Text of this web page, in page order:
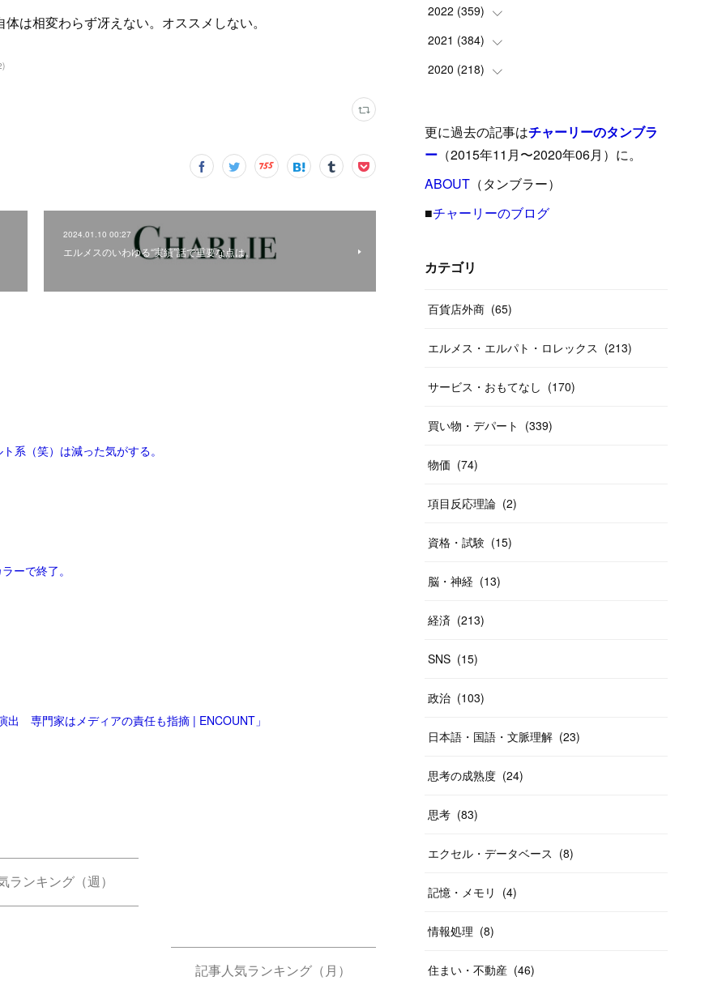
相変わらず冴えない。オススメしない。
)
2024.01.10 00:27
エルメスのいわゆる“実績”話で重要な点は。
系（笑）は減った気がする。
ーで終了。
出 専門家はメディアの責任も指摘 | ENCOUNT」
ランキング（週）
記事人気ランキング（月）
(6)
(9)
(5 )
15
(24)
(8 )
17
(10)
(18)
(17)
16
(12)
(19 )
(13
( 12
(25)
(17)
(35)
33 )
(26)
(27 )
(29
(26
2022 (359)
(42)
(37)
(31)
(31)
(31 )
(26
(14
(20
2021 (384)
(9)
(39)
(23)
(40 )
(55
(20
(10
(40
2020 (218)
(24)
(42)
(24 )
(33
(20
更に過去の記事はチャーリーのタンブラ
ー （2015年11月〜2020年06月）に。
ABOUT （タンブラー）
■チャーリーのブログ
カテゴリ
百貨店外商 (65)
エルメス・エルパト・ロレックス (213)
サービス・おもてなし (170)
買い物・デパート (339)
物価 (74)
項目反応理論 (2)
資格・試験 (15)
脳・神経 (13)
経済 (213)
SNS (15)
政治 (103)
日本語・国語・文脈理解 (23)
思考の成熟度 (24)
思考 (83)
エクセル・データベース (8)
記憶・メモリ (4)
情報処理 (8)
住まい・不動産 (46)